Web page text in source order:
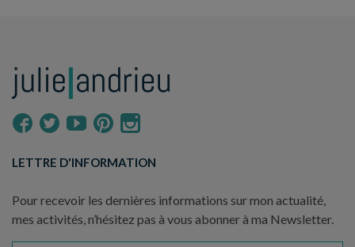
LETTRE D'INFORMATION
Pour recevoir les dernières informations sur mon actualité,
mes activités, n’hésitez pas à vous abonner à ma Newsletter.